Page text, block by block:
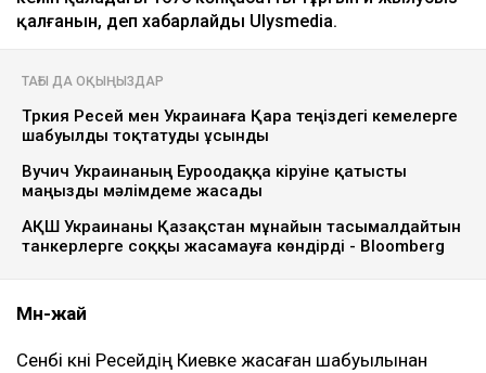
қалғанын, деп хабарлайды Ulysmedia.
ТАҒЫ ДА ОҚЫҢЫЗДАР
Түркия Ресей мен Украинаға Қара теңіздегі кемелерге
шабуылды тоқтатуды ұсынды
Вучич Украинаның Еуроодаққа кіруіне қатысты
маңызды мәлімдеме жасады
АҚШ Украинаны Қазақстан мұнайын тасымалдайтын
танкерлерге соққы жасамауға көндірді - Bloomberg
Мән-жай
Сенбі күні Ресейдің Киевке жасаған шабуылынан